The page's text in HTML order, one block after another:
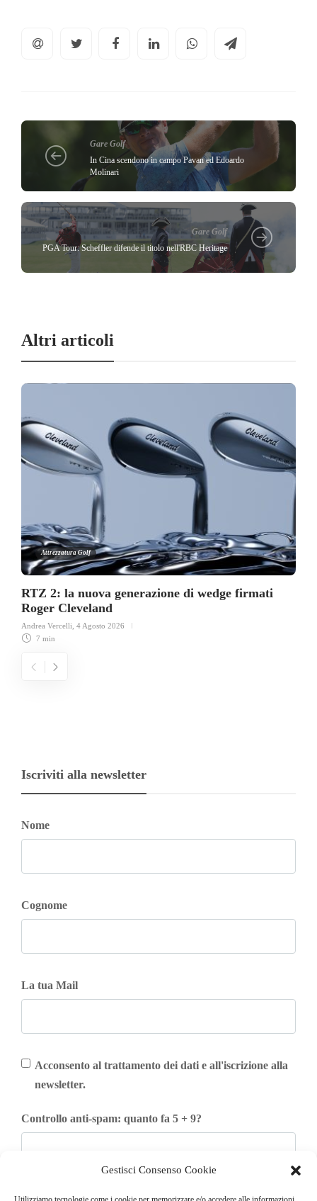
Gestisci Consenso Cookie
Gare Golf
In Cina scendono in campo Pavan ed Edoardo
Molinari
Gare Golf
PGA Tour: Scheffler difende il titolo nell'RBC Heritage
Altri articoli
Attrezzatura Golf
RTZ 2: la nuova generazione di wedge firmati
Roger Cleveland
Andrea Vercelli 4 Agosto 2026
7 min
Iscriviti alla newsletter
Nome
Cognome
La tua Mail
Acconsento al trattamento dei dati e all'iscrizione alla
newsletter.
Controllo anti-spam: quanto fa 5 + 9?